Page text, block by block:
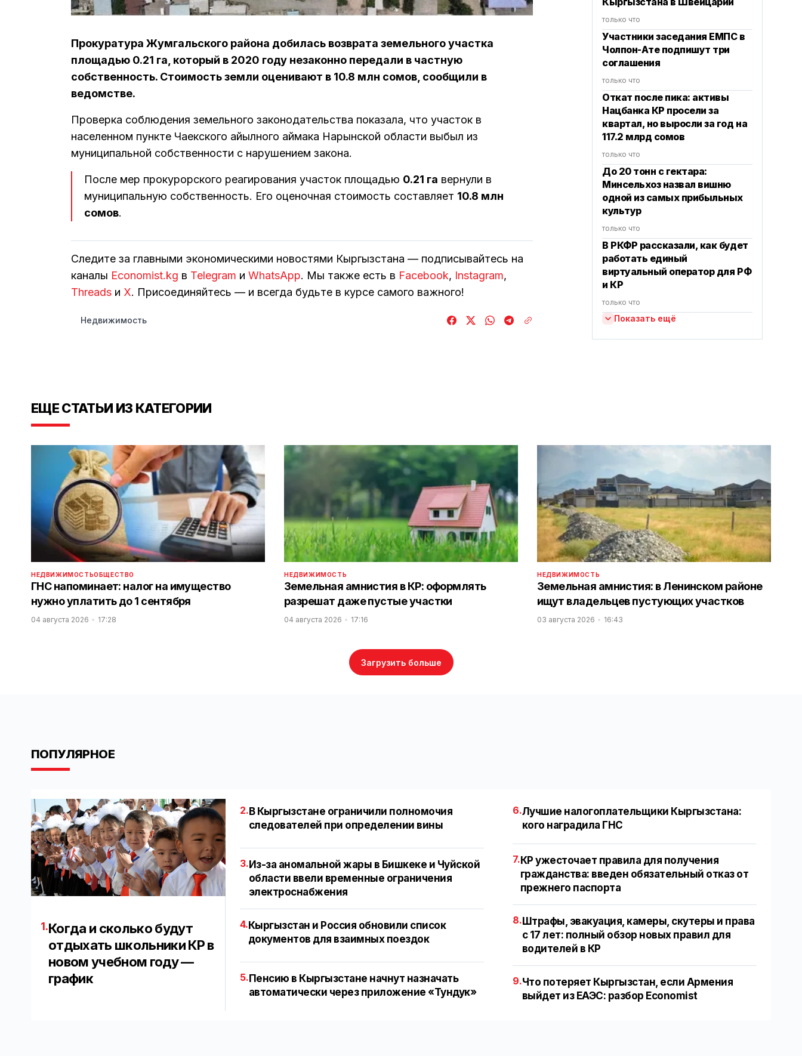
Прокуратура Жумгальского района добилась возврата земельного участка
площадью 0.21 га, который в 2020 году незаконно передали в частную
собственность. Стоимость земли оценивают в 10.8 млн сомов, сообщили в
ведомстве.
Проверка соблюдения земельного законодательства показала, что участок в
населенном пункте Чаекского айылного аймака Нарынской области выбыл из
муниципальной собственности с нарушением закона.
После мер прокурорского реагирования участок площадью 0.21 га вернули в
муниципальную собственность. Его оценочная стоимость составляет 10.8 млн
сомов.
Следите за главными экономическими новостями Кыргызстана — подписывайтесь на
каналы Economist.kg в Telegram и WhatsApp. Мы также есть в Facebook, Instagram,
Threads и Х. Присоединяйтесь — и всегда будьте в курсе самого важного!
Недвижимость
только что
Участники заседания ЕМПС в
Чолпон-Ате подпишут три
соглашения
только что
Откат после пика: активы
Нацбанка КР просели за
квартал, но выросли за год на
117.2 млрд сомов
только что
До 20 тонн с гектара:
Минсельхоз назвал вишню
одной из самых прибыльных
культур
только что
В РКФР рассказали, как будет
работать единый
виртуальный оператор для РФ
и КР
только что
Показать ещё
ЕЩЕ СТАТЬИ ИЗ КАТЕГОРИИ
НЕДВИЖИМОСТЬОБЩЕСТВО
ГНС напоминает: налог на имущество
нужно уплатить до 1 сентября
04 августа 2026 17:28
НЕДВИЖИМОСТЬ
Земельная амнистия в КР: оформлять
разрешат даже пустые участки
04 августа 2026 17:16
НЕДВИЖИМОСТЬ
Земельная амнистия: в Ленинском районе
ищут владельцев пустующих участков
03 августа 2026 16:43
Загрузить больше
ПОПУЛЯРНОЕ
1.Когда и сколько будут
отдыхать школьники КР в
новом учебном году —
график
2. В Кыргызстане ограничили полномочия
следователей при определении вины
3.Из-за аномальной жары в Бишкеке и Чуйской
области ввели временные ограничения
электроснабжения
4.Кыргызстан и Россия обновили список
документов для взаимных поездок
5.Пенсию в Кыргызстане начнут назначать
автоматически через приложение «Тундук»
6.Лучшие налогоплательщики Кыргызстана:
кого наградила ГНС
7. КР ужесточает правила для получения
гражданства: введен обязательный отказ от
прежнего паспорта
8. Штрафы, эвакуация, камеры, скутеры и права
с 17 лет: полный обзор новых правил для
водителей в КР
9.Что потеряет Кыргызстан, если Армения
выйдет из ЕАЭС: разбор Economist